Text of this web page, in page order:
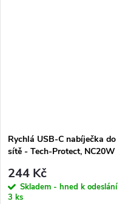
Rychlá USB-C nabíječka do
sítě - Tech-Protect, NC20W
244 Kč
Skladem - hned k odeslání
3 ks